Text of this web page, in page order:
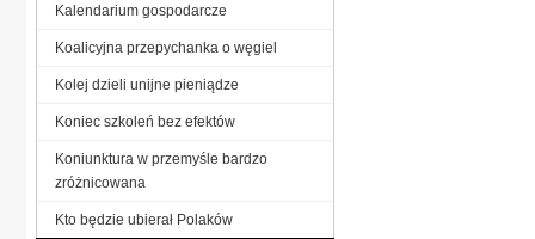
Kalendarium gospodarcze
Koalicyjna przepychanka o węgiel
Kolej dzieli unijne pieniądze
Koniec szkoleń bez efektów
Koniunktura w przemyśle bardzo
zróżnicowana
Kto będzie ubierał Polaków